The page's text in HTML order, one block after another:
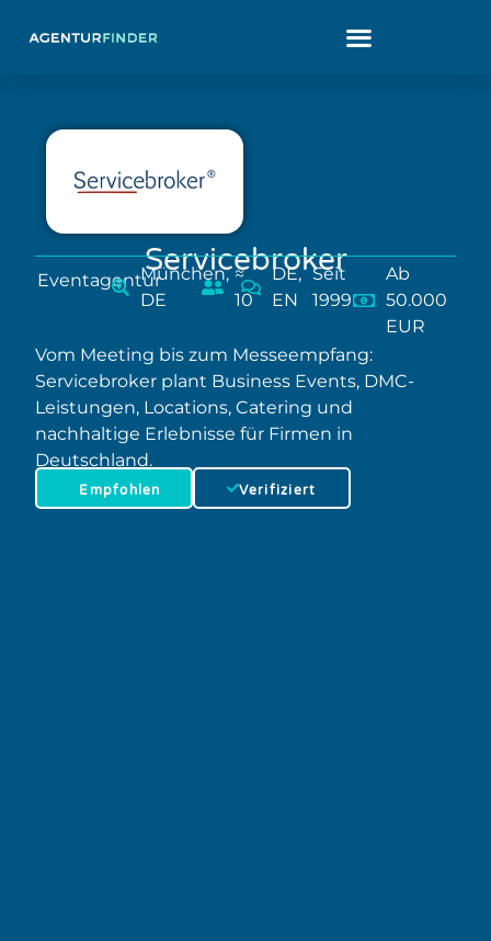
Servicebroker
EventagenturMünchen,
DE
≈
10
DE,
EN
Seit
1999
Ab
50.000
EUR
Vom Meeting bis zum Messeempfang:
Servicebroker plant Business Events, DMC-
Leistungen, Locations, Catering und
nachhaltige Erlebnisse für Firmen in
Deutschland.
Empfohlen Verifiziert